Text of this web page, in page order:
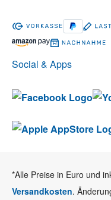
Social & Apps
*Alle Preise in Euro und
Versandkosten.